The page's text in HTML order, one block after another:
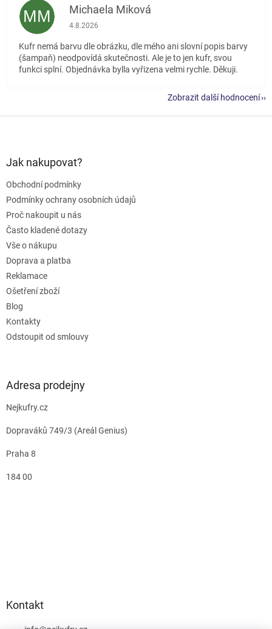
MM Michaela Miková
Hodnocení obchodu je 5 z 5 hvězdiček.
4.8.2026
Kufr nemá barvu dle obrázku, dle mého ani slovní popis barvy
(šampaň) neodpovídá skutečnosti. Ale je to jen kufr, svou
funkci splní. Objednávka bylla vyřizena velmi rychle. Děkuji.
Zobrazit další hodnocení
Jak nakupovat?
Obchodní podmínky
Podmínky ochrany osobních údajů
Proč nakoupit u nás
Často kladené dotazy
Vše o nákupu
Doprava a platba
Reklamace
Ošetření zboží
Blog
Kontakty
Odstoupit od smlouvy
Adresa prodejny
Nejkufry.cz
Dopraváků 749/3 (Areál Genius)
Praha 8
184 00
Kontakt